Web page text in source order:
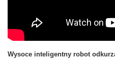
Wysoce inteligentny robot